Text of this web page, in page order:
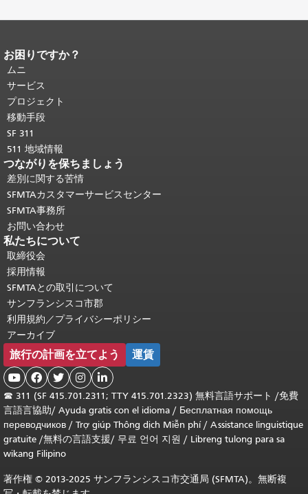
ページコンテンツの終わり。
ジの残りの部分はすべてのページで繰
り返されます。
頭に戻る。
お困りですか？
ムニ
サービス
プロジェクト
移動手段
SF 311
511 地域情報
つながりを保ちましょう
差別に関する苦情
SFMTAカスタマーサービスセンター
SFMTA事務所
お問い合わせ
私たちについて
取締役会
採用情報
SFMTAとの取引について
サンフランシスコ市郡
利用規約／プライバシーポリシー
アーカイブ
旅行の計画を立てよう 運賃
    
☎ 311 (SF 415.701.2311; TTY 415.701.2323) 無料言語サポート /免費
言語言協助/ Ayuda gratis con el idioma / Бесплатная помощь
переводчиков / Trợ giúp Thông dịch Miễn phí/ Assistance linguistique
gratuite /無料の言語支援/ 무료 언어 지원 / Libreng tulong para sa
wikang Filipino
著作権 © 2013-2025 サンフランシスコ市交通局 (SFMTA)。無断複